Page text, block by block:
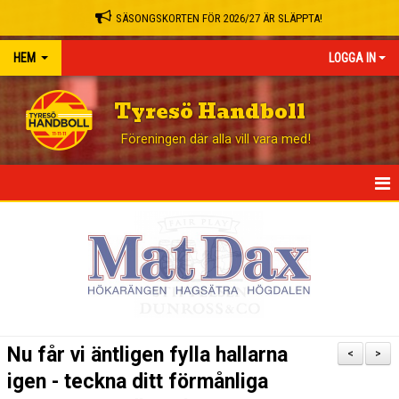
SÄSONGSKORTEN FÖR 2026/27 ÄR SLÄPPTA!
HEM LOGGA IN
Tyresö Handboll
Föreningen där alla vill vara med!
OM KLUBBEN
>
<
Nu får vi äntligen fylla hallarna
igen - teckna ditt förmånliga